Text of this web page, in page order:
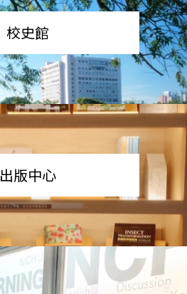
校史館
出版中心